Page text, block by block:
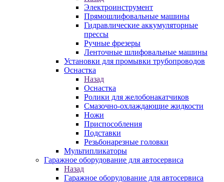
Электроинструмент
Прямошлифовальные машины
Гидравлические аккумуляторные
прессы
Ручные фрезеры
Ленточные шлифовальные машины
Установки для промывки трубопроводов
Оснастка
Назад
Оснастка
Ролики для желобонакатчиков
Смазочно-охлаждающие жидкости
Ножи
Приспособления
Подставки
Резьбонарезные головки
Мультипликаторы
Гаражное оборудование для автосервиса
Назад
Гаражное оборудование для автосервиса